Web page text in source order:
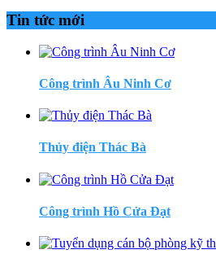
Tin tức mới
Công trình Âu Ninh Cơ
Thủy điện Thác Bà
Công trình Hồ Cửa Đạt